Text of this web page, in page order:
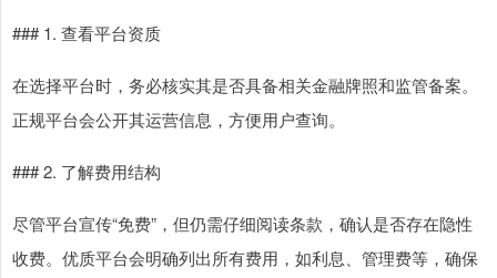
### 1. 查看平台资质
在选择平台时，务必核实其是否具备相关金融牌照和监管备案。
正规平台会公开其运营信息，方便用户查询。
### 2. 了解费用结构
尽管平台宣传“免费”，但仍需仔细阅读条款，确认是否存在隐性
收费。优质平台会明确列出所有费用，如利息、管理费等，确保